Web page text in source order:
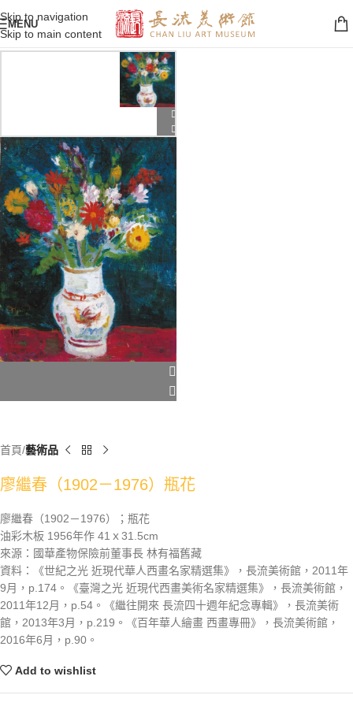
Skip to navigation
Skip to main content
MENU
首頁 藝術品
廖繼春（1902－1976）瓶花
廖繼春（1902－1976）；瓶花
油彩木板 1956年作 41ｘ31.5cm
來源：國華產物保險前董事長 林有福舊藏
資料：《世紀之光 近現代華人西畫名家精選集》，長流美術館，2011年
9月，p.174。《臺灣之光 近現代西畫美術名家精選集》，長流美術館，
2011年12月，p.54。《繼往開來 長流四十週年紀念專輯》，長流美術
館，2013年3月，p.219。《百年華人繪畫 西畫專冊》，長流美術館，
2016年6月，p.90。
Add to wishlist